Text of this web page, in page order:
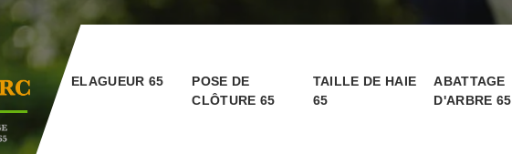
ELAGUEUR 65
POSE DE
CLÔTURE 65
TAILLE DE HAIE
65
ABATTAGE
D'ARBRE 65